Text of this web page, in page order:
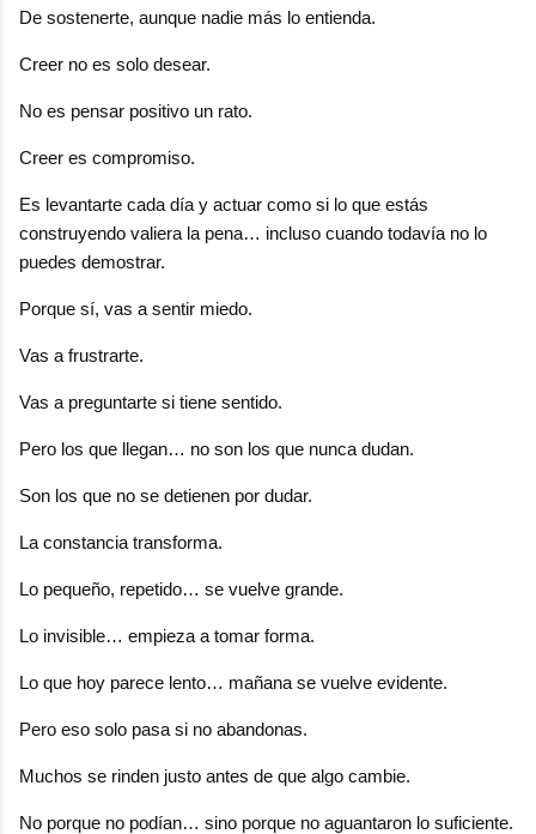
De sostenerte, aunque nadie más lo entienda.
Creer no es solo desear.
No es pensar positivo un rato.
Creer es compromiso.
Es levantarte cada día y actuar como si lo que estás
construyendo valiera la pena… incluso cuando todavía no lo
puedes demostrar.
Porque sí, vas a sentir miedo.
Vas a frustrarte.
Vas a preguntarte si tiene sentido.
Pero los que llegan… no son los que nunca dudan.
Son los que no se detienen por dudar.
La constancia transforma.
Lo pequeño, repetido… se vuelve grande.
Lo invisible… empieza a tomar forma.
Lo que hoy parece lento… mañana se vuelve evidente.
Pero eso solo pasa si no abandonas.
Muchos se rinden justo antes de que algo cambie.
No porque no podían… sino porque no aguantaron lo suficiente.